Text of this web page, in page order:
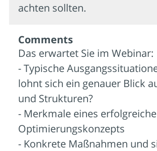
achten sollten.
Comments
Das erwartet Sie im Webinar:
- Typische
lohnt sich ein genauer Blick
und Strukturen?
- Merkmale eines
Optimierungskonzepts
- Konkrete Maßnahmen und